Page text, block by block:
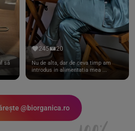
să
245 20
Nu de alta, dar de ceva timp am
introdus in alimentatia mea ...
@biorganica.ro